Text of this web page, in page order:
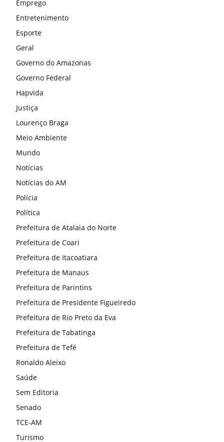
Emprego
Entretenimento
Esporte
Geral
Governo do Amazonas
Governo Federal
Hapvida
Justiça
Lourenço Braga
Meio Ambiente
Mundo
Notícias
Notícias do AM
Polícia
Política
Prefeitura de Atalaia do Norte
Prefeitura de Coari
Prefeitura de Itacoatiara
Prefeitura de Manaus
Prefeitura de Parintins
Prefeitura de Presidente Figueiredo
Prefeitura de Rio Preto da Eva
Prefeitura de Tabatinga
Prefeitura de Tefé
Ronaldo Aleixo
Saúde
Sem Editoria
Senado
TCE-AM
Turismo